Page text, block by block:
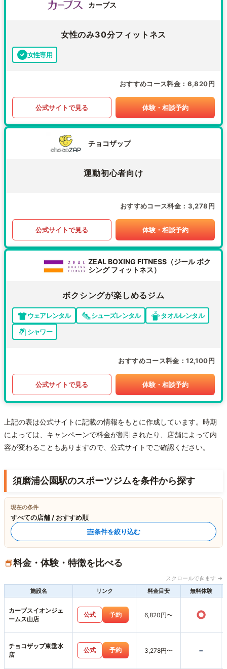
カーブス
女性のみ30分フィットネス
女性専用
おすすめコース料金 6,820円
公式サイトで見る 体験・相談予約
チョコザップ
運動初心者向け
おすすめコース料金 3,278円
公式サイトで見る 体験・相談予約
ZEAL BOXING FITNESS（ジール ボク
シング フィットネス）
ボクシングが楽しめるジム
ウェアレンタル シューズレンタル
タオルレンタル
シャワー
おすすめコース料金 12,100円
公式サイトで見る 体験・相談予約
上記の表は公式サイトに記載の情報をもとに作成しています。時期
によっては、キャンペーンで料金が割引されたり、店舗によって内
容が変わることもありますので、公式サイトでご確認ください。
須磨浦公園駅のスポーツジムを条件から探す
現在の条件
すべての店舗 / おすすめ順
条件を絞り込む
料金・体験・特徴を比べる
スクロールできます →
施設名
リンク 料金目安 無料体験
カーブスイオンジェ
ームス山店
公式 予約 6,820円〜 ○
チョコザップ東垂水
店
公式 予約 3,278円〜 -